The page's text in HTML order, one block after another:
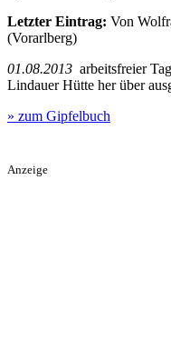
Letzter Eintrag: Von
(Vorarlberg)
01.08.2013 arbeitsfreier
Lindauer Hütte her über
» zum Gipfelbuch
Anzeige